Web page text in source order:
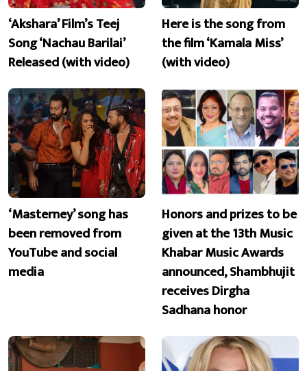
‘Akshara’ Film’s Teej
Song ‘Nachau Barilai’
Released (with video)
Here is the song from
the film ‘Kamala Miss’
(with video)
‘Masterney’ song has
been removed from
YouTube and social
media
Honors and prizes to be
given at the 13th Music
Khabar Music Awards
announced, Shambhujit
receives Dirgha
Sadhana honor